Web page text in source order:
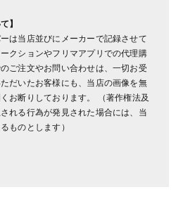
】
は当店並びにメーカーで記録させて
クションやフリマアプリでの代理購
ご注文やお問い合わせは、一切お受
だいたお客様にも、当店の画像を無
お断りしております。 （著作権法及
れる行為が発見された場合には、当
ものとします）